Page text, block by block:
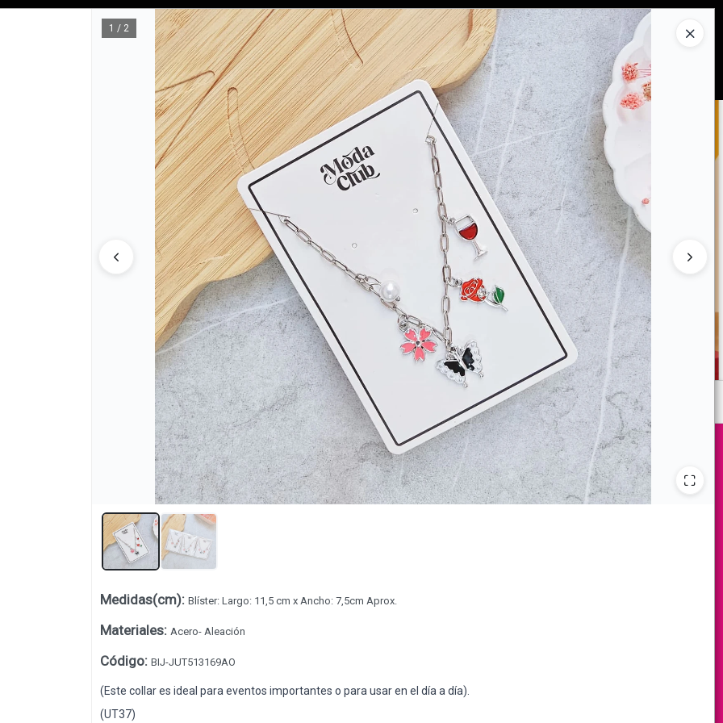
1 / 2
Medidas(cm): Blíster: Largo: 11,5 cm x Ancho: 7,5cm Aprox.
Materiales: Acero- Aleación
Código: BIJ-JUT513169AO
(Este collar es ideal para eventos importantes o para usar en el día a día).
(UT37)
Tienda solo paraMAYORISTAS
Ingresar a la Tienda
CÓMO COMPRAR QUIÉNES SOMOS CONTACTO
Lista vacía